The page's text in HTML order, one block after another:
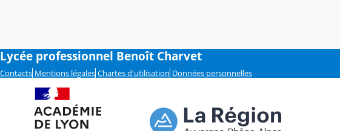
Lycée professionnel Benoît Charvet
Contacts Mentions légales Chartes d'utilisation Données personnelles